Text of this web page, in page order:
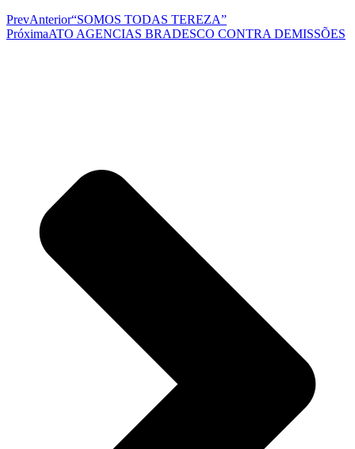
PrevAnterior“SOMOS TODAS TEREZA”
PróximaATO AGENCIAS BRADESCO CONTRA DEMISSÕES